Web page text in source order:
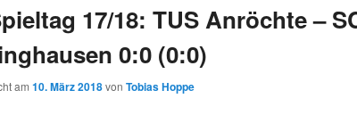
17/18: TUS Anröchte –
0:0 (0:0)
am10. März 2018vonTobias Hoppe